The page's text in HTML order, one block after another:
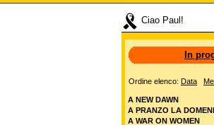
Ciao Paul!
In
Ordine elenco: Data
A NEW DAWN
A PRANZO LA
A WAR ON WOMEN